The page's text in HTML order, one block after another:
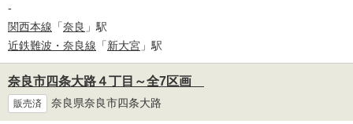
-
関西本線 「奈良 」駅
近鉄難波・奈良線 「新大宮 」駅
奈良市四条大路４丁目～全7区画
販売済 奈良県奈良市四条大路